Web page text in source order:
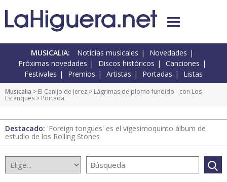
MUSICALIA: Noticias musicales
Novedades
Próximas novedades
Discos históricos
Canciones
Festivales
Premios Artistas Portadas Listas
Musicalia > El Canijo de Jerez > Lágrimas de plomo fundido - con Los
Estanques > Portada
Destacado: 'Foreign tongues' es el vigesimoquinto álbum de
estudio de los Rolling Stones